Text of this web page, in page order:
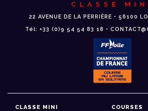
CLASSE
22 AVENUE DE LA PERRIÈRE • 56100
Tél: +33 (0)9 54 54 83 18 •
CLASSE MINI
COURSES